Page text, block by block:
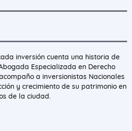
inversión cuenta una historia de
Especializada en Derecho
a inversionistas Nacionales
y crecimiento de su patrimonio en
de la ciudad.